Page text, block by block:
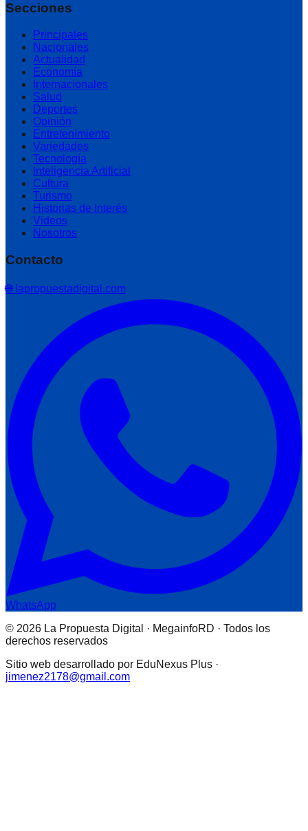
Secciones
Principales
Nacionales
Actualidad
Economía
Internacionales
Salud
Deportes
Opinión
Entretenimiento
Variedades
Tecnología
Inteligencia Artificial
Cultura
Turismo
Historias de Interés
Videos
Nosotros
Contacto
🌐 lapropuestadigital.com
WhatsApp
© 2026 La Propuesta Digital · MegainfoRD · Todos los
derechos reservados
Sitio web desarrollado por EduNexus Plus ·
jimenez2178@gmail.com